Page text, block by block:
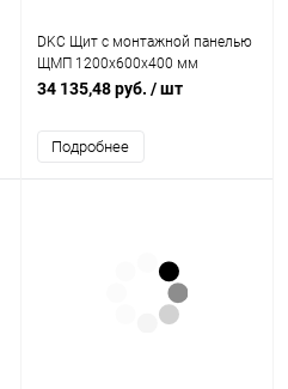
DKC Щит с монтажной панелью
ЩМП 1200x600x400 мм
(ВхШхГ)IP65 серия ST
34 135,48 руб. / шт
Подробнее